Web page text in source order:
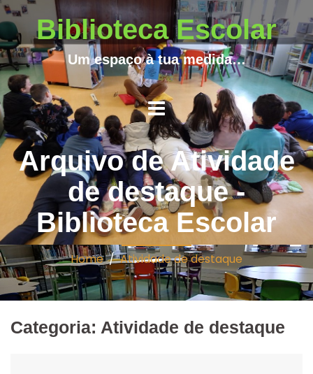
Biblioteca Escolar
Um espaço à tua medida…
Arquivo de Atividade
de destaque -
Biblioteca Escolar
Home/Atividade de destaque
Categoria: Atividade de destaque